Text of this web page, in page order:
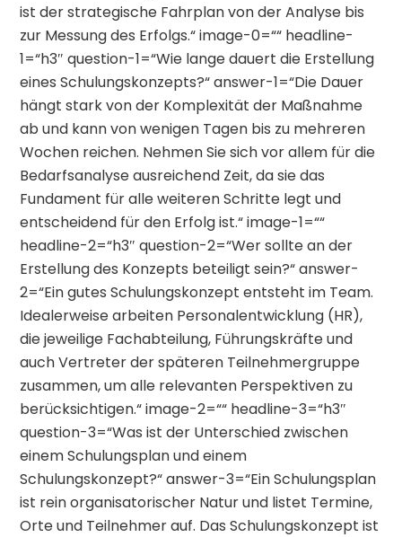
ist der strategische Fahrplan von der Analyse bis
zur Messung des Erfolgs.“ image-0=““ headline-
1=“h3″ question-1=“Wie lange dauert die Erstellung
eines Schulungskonzepts?“ answer-1=“Die Dauer
hängt stark von der Komplexität der Maßnahme
ab und kann von wenigen Tagen bis zu mehreren
Wochen reichen. Nehmen Sie sich vor allem für die
Bedarfsanalyse ausreichend Zeit, da sie das
Fundament für alle weiteren Schritte legt und
entscheidend für den Erfolg ist.“ image-1=““
headline-2=“h3″ question-2=“Wer sollte an der
Erstellung des Konzepts beteiligt sein?“ answer-
2=“Ein gutes Schulungskonzept entsteht im Team.
Idealerweise arbeiten Personalentwicklung (HR),
die jeweilige Fachabteilung, Führungskräfte und
auch Vertreter der späteren Teilnehmergruppe
zusammen, um alle relevanten Perspektiven zu
berücksichtigen.“ image-2=““ headline-3=“h3″
question-3=“Was ist der Unterschied zwischen
einem Schulungsplan und einem
Schulungskonzept?“ answer-3=“Ein Schulungsplan
ist rein organisatorischer Natur und listet Termine,
Orte und Teilnehmer auf. Das Schulungskonzept ist